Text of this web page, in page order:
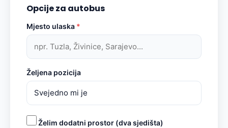
Opcije za autobus
Mjesto ulaska *
Željena pozicija
Želim dodatni prostor (dva sjedišta)